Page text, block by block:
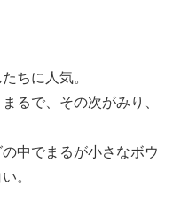
ちに人気。
るで、その次がみり、
中でまるが小さなボウ
。